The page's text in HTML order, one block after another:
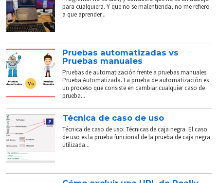
para cualquiera. Y que no se malentienda, no me refiero
a que aprender...
Pruebas automatizadas vs
Pruebas manuales
Pruebas de automatización frente a pruebas manuales.
Prueba Automatizada. La prueba de automatización es
un proceso que consiste en cambiar cualquier caso de
prueba...
Técnica de caso de uso
Técnica de caso de uso: Técnicas de caja negra. El caso
de uso es la prueba funcional de la prueba de caja negra
utilizada...